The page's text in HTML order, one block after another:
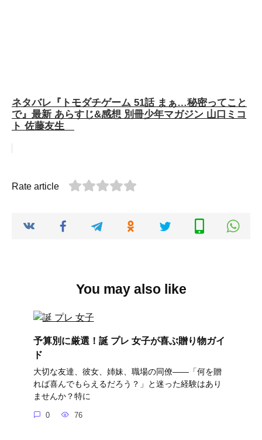
ネタバレ『トモダチゲーム 51話 まぁ…秘密ってこと
で』最新 あらすじ&感想 別冊少年マガジン 山口ミコ
ト 佐藤友生
Rate article
You may also like
予算別に厳選！誕 プレ 女子が喜ぶ贈り物ガイ
ド
大切な友達、彼女、姉妹、職場の同僚――「何を贈
れば喜んでもらえるだろう？」と迷った経験はあり
ませんか？特に
0 76